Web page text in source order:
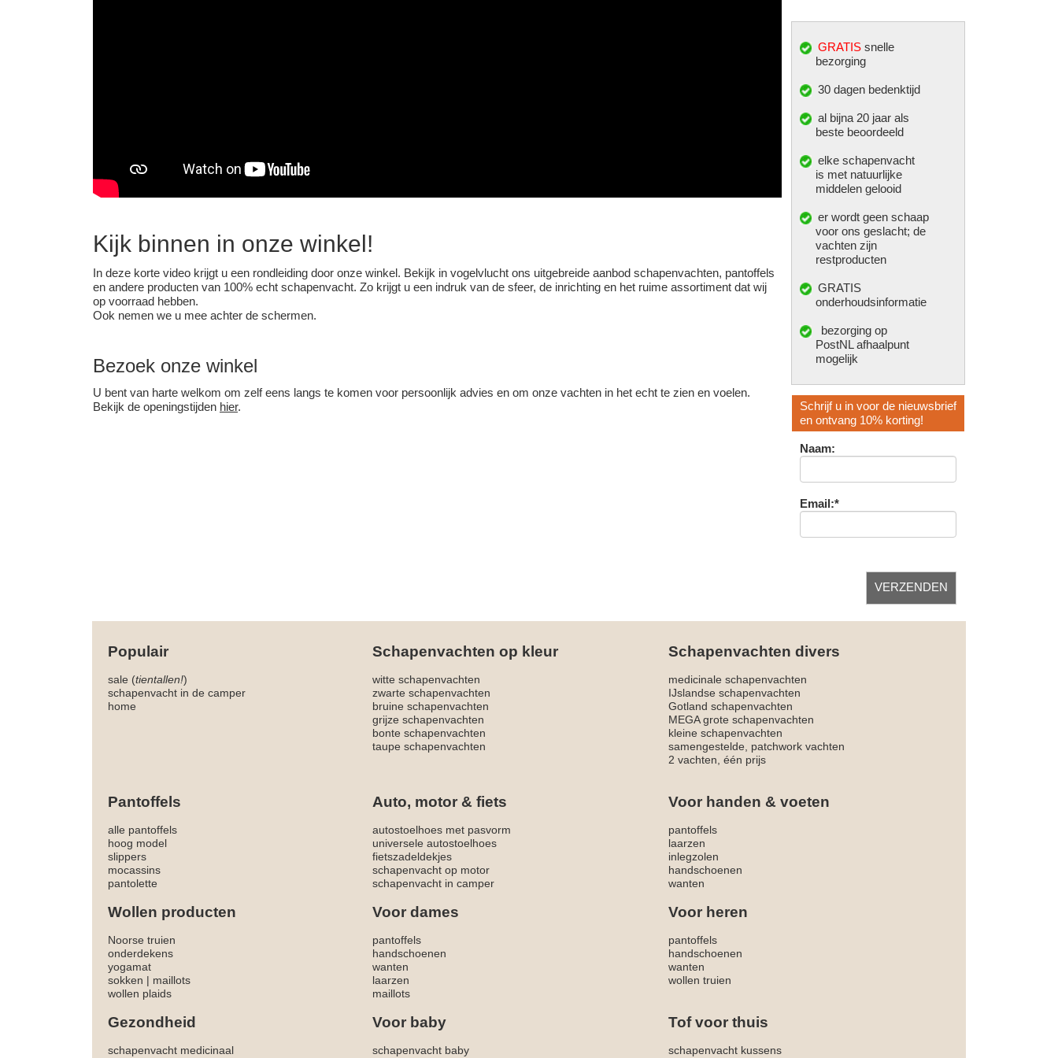
Kijk binnen in onze winkel!
In deze korte video krijgt u een rondleiding door onze winkel. Bekijk in vogelvlucht ons uitgebreide aanbod schapenvachten, pantoffels
en andere producten van 100% echt schapenvacht. Zo krijgt u een indruk van de sfeer, de inrichting en het ruime assortiment dat wij
op voorraad hebben.
Ook nemen we u mee achter de schermen.
Bezoek onze winkel
U bent van harte welkom om zelf eens langs te komen voor persoonlijk advies en om onze vachten in het echt te zien en voelen.
Bekijk de openingstijden hier.
GRATISsnelle
bezorging
30 dagen bedenktijd
al bijna 20 jaar als
beste beoordeeld
elke schapenvacht
is met natuurlijke
middelen gelooid
er wordt geen schaap
voor ons geslacht; de
vachten zijn
restproducten
GRATIS
onderhoudsinformatie
bezorging op
PostNL afhaalpunt
mogelijk
Schrijf u in voor de nieuwsbrief
en ontvang 10% korting!
Naam:
Email:*
Populair Schapenvachten op kleur Schapenvachten divers
sale (tientallen!) witte schapenvachten
medicinale schapenvachten
schapenvacht in de camper
zwarte schapenvachten
IJslandse schapenvachten
home
bruine schapenvachten
Gotland schapenvachten
grijze schapenvachten
MEGA grote schapenvachten
bonte schapenvachten
kleine schapenvachten
taupe schapenvachten
samengestelde, patchwork vachten
2 vachten, één prijs
Pantoffels Auto, motor & fiets Voor handen & voeten
alle pantoffels autostoelhoes met pasvorm
pantoffels
hoog model
universele autostoelhoes
laarzen
slippers
fietszadeldekjes
inlegzolen
mocassins
schapenvacht op motor
handschoenen
pantolette
schapenvacht in camper wanten
Wollen producten Voor dames Voor heren
Noorse truien pantoffels
pantoffels
onderdekens
handschoenen
handschoenen
yogamat
wanten
wanten
sokken | maillots laarzen
wollen truien
wollen plaids
maillots
Gezondheid Voor baby Tof voor thuis
schapenvacht medicinaal schapenvacht baby
schapenvacht kussens